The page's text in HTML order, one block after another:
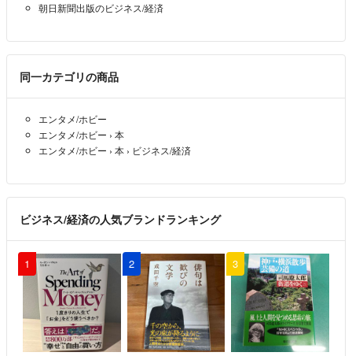
朝日新聞出版のビジネス/経済
同一カテゴリの商品
エンタメ/ホビー
エンタメ/ホビー › 本
エンタメ/ホビー › 本 › ビジネス/経済
ビジネス/経済の人気ブランドランキング
1 2 3